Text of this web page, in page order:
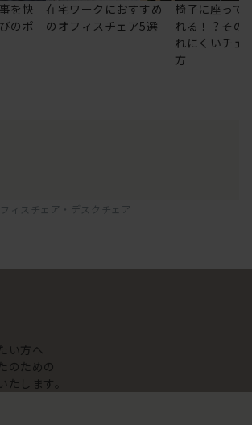
を快
のポ
在宅ワークにおすすめ
のオフィスチェア5選
椅子に座って
れる！？その
れにくいチェ
方
フィスチェア・デスクチェア
い方へ
のための
します。